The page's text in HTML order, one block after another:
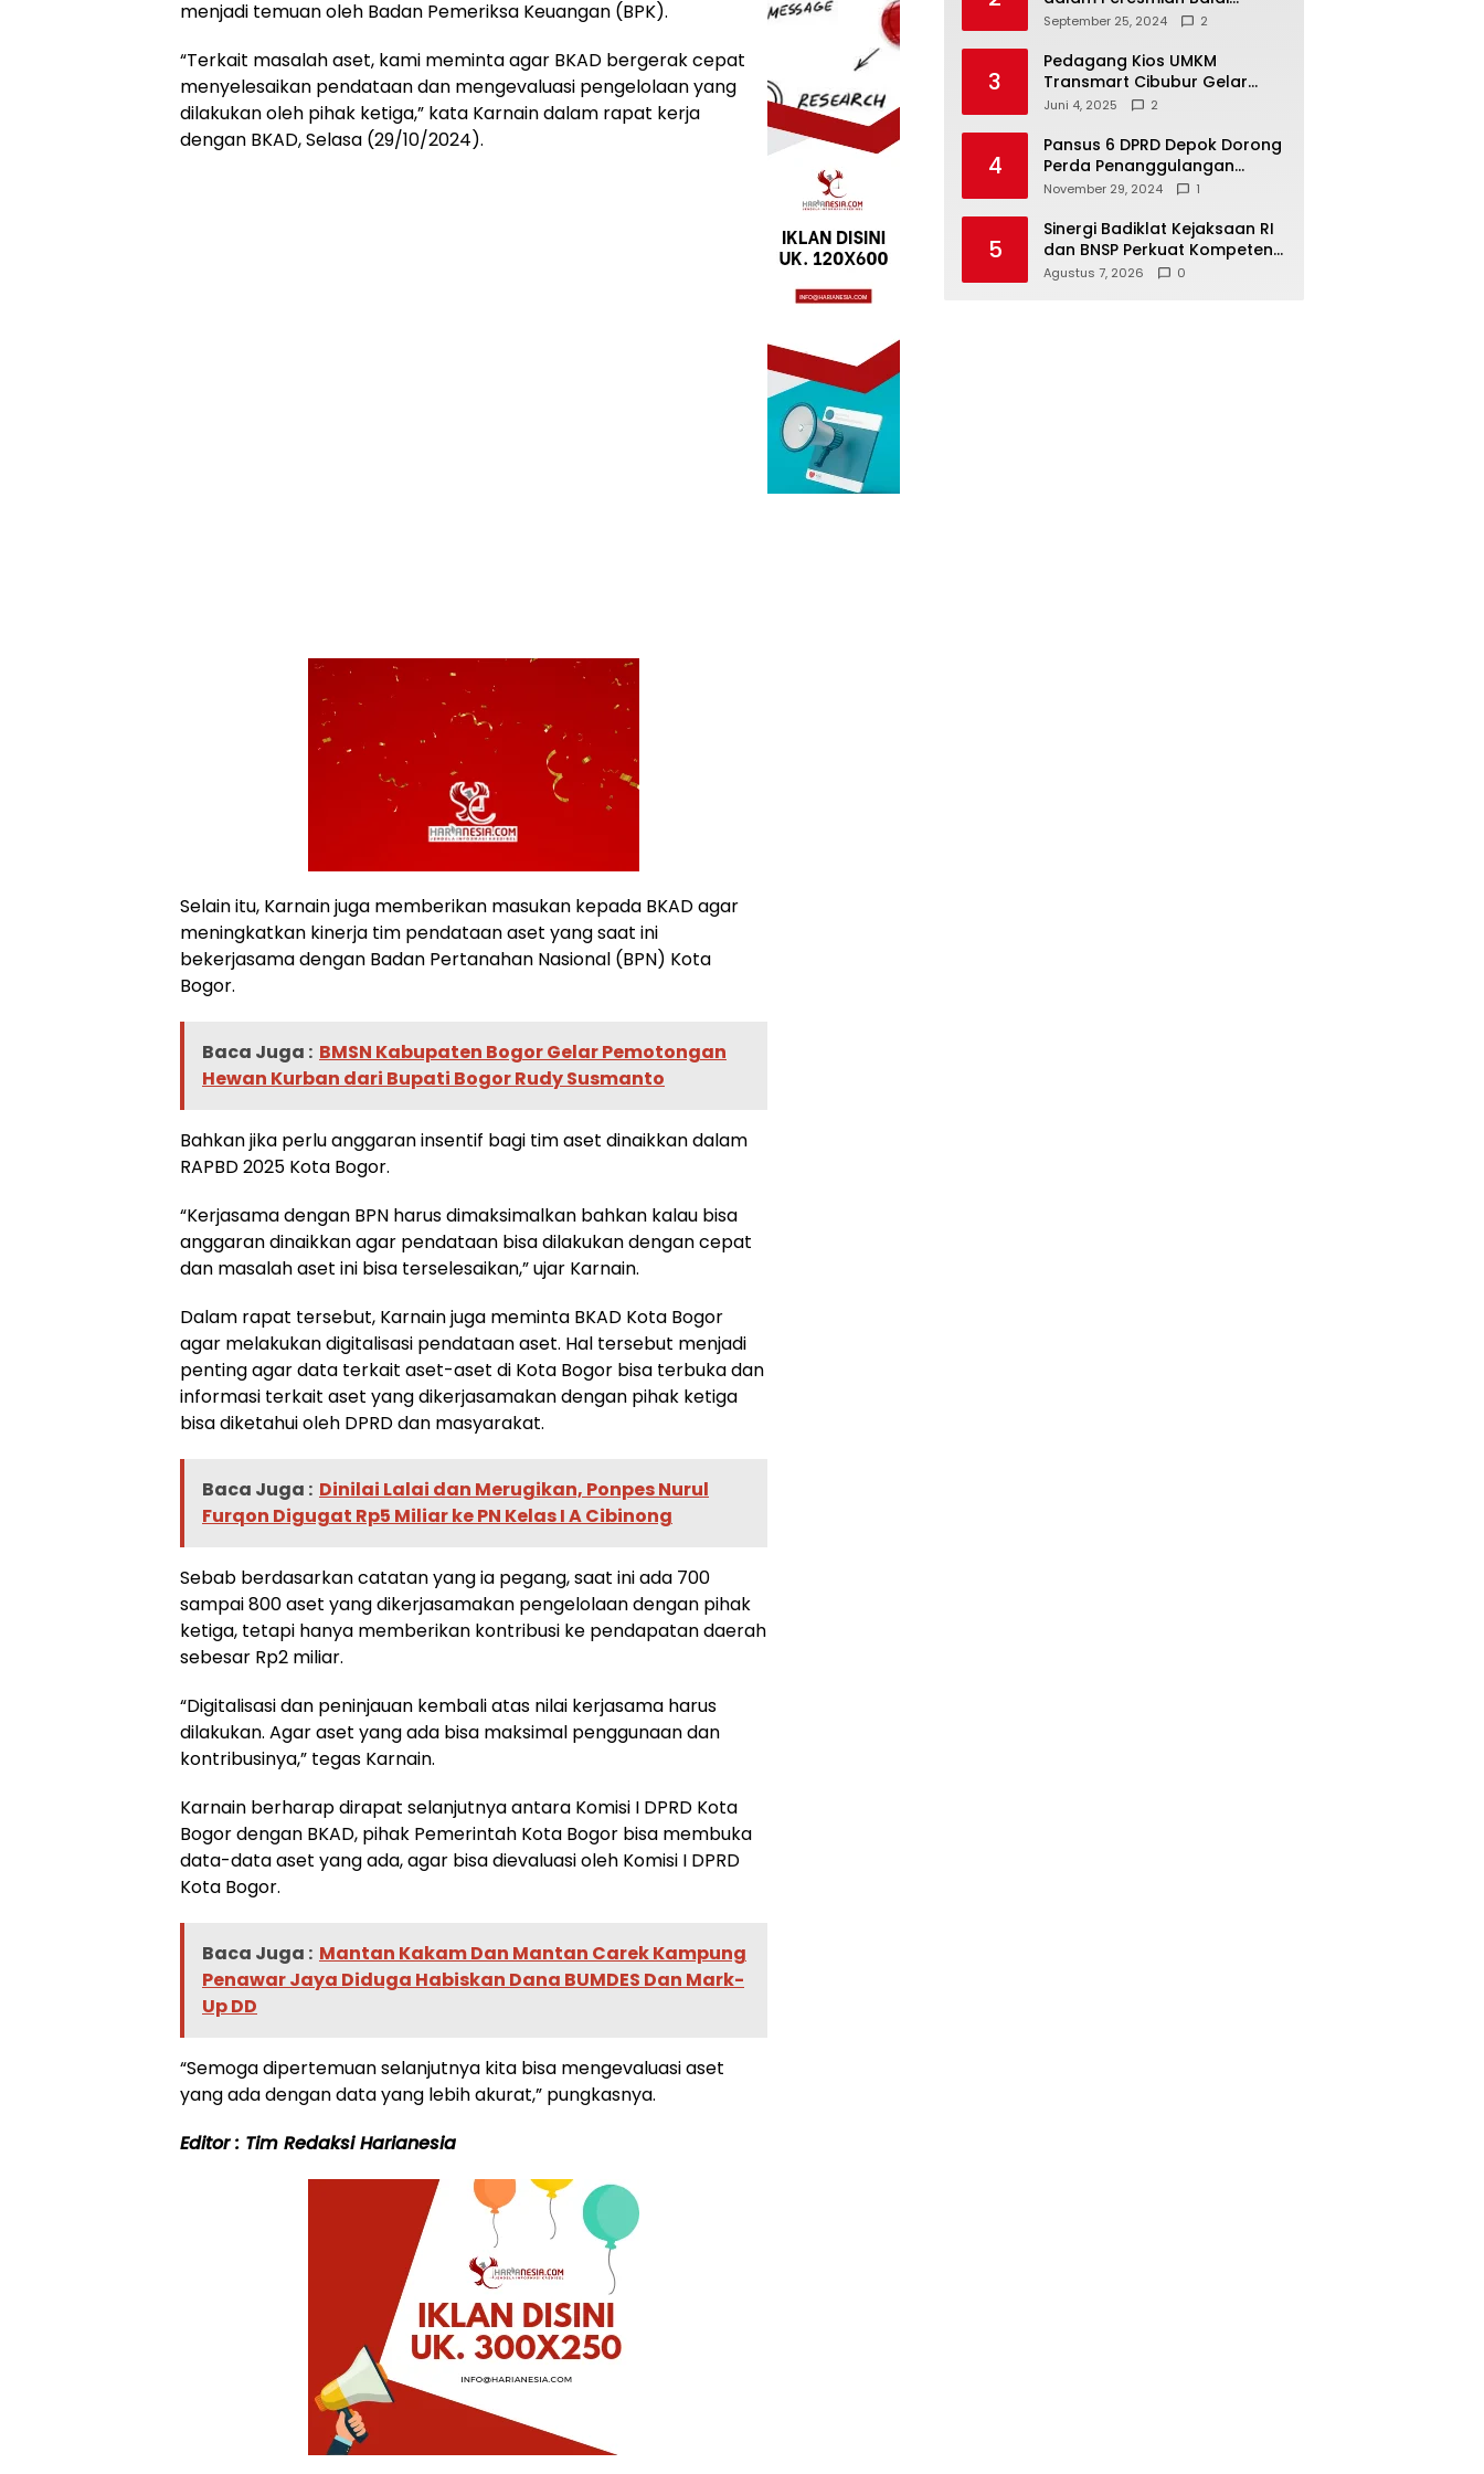
menjadi temuan oleh Badan Pemeriksa Keuangan (BPK).
“Terkait masalah aset, kami meminta agar BKAD bergerak cepat
menyelesaikan pendataan dan mengevaluasi pengelolaan yang
dilakukan oleh pihak ketiga,” kata Karnain dalam rapat kerja
dengan BKAD, Selasa (29/10/2024).
Selain itu, Karnain juga memberikan masukan kepada BKAD agar
meningkatkan kinerja tim pendataan aset yang saat ini
bekerjasama dengan Badan Pertanahan Nasional (BPN) Kota
Bogor.
Baca Juga : BMSN Kabupaten Bogor Gelar Pemotongan
Hewan Kurban dari Bupati Bogor Rudy Susmanto
Bahkan jika perlu anggaran insentif bagi tim aset dinaikkan dalam
RAPBD 2025 Kota Bogor.
“Kerjasama dengan BPN harus dimaksimalkan bahkan kalau bisa
anggaran dinaikkan agar pendataan bisa dilakukan dengan cepat
dan masalah aset ini bisa terselesaikan,” ujar Karnain.
Dalam rapat tersebut, Karnain juga meminta BKAD Kota Bogor
agar melakukan digitalisasi pendataan aset. Hal tersebut menjadi
penting agar data terkait aset-aset di Kota Bogor bisa terbuka dan
informasi terkait aset yang dikerjasamakan dengan pihak ketiga
bisa diketahui oleh DPRD dan masyarakat.
Baca Juga : Dinilai Lalai dan Merugikan, Ponpes Nurul
Furqon Digugat Rp5 Miliar ke PN Kelas I A Cibinong
Sebab berdasarkan catatan yang ia pegang, saat ini ada 700
sampai 800 aset yang dikerjasamakan pengelolaan dengan pihak
ketiga, tetapi hanya memberikan kontribusi ke pendapatan daerah
sebesar Rp2 miliar.
“Digitalisasi dan peninjauan kembali atas nilai kerjasama harus
dilakukan. Agar aset yang ada bisa maksimal penggunaan dan
kontribusinya,” tegas Karnain.
Karnain berharap dirapat selanjutnya antara Komisi I DPRD Kota
Bogor dengan BKAD, pihak Pemerintah Kota Bogor bisa membuka
data-data aset yang ada, agar bisa dievaluasi oleh Komisi I DPRD
Kota Bogor.
Baca Juga : Mantan Kakam Dan Mantan Carek Kampung
Penawar Jaya Diduga Habiskan Dana BUMDES Dan Mark-
Up DD
“Semoga dipertemuan selanjutnya kita bisa mengevaluasi aset
yang ada dengan data yang lebih akurat,” pungkasnya.
Editor : Tim Redaksi Harianesia
Warga di Sukamaju : Wadah
Aspirasi Masyarakat
September 25, 2024 2
3
Pedagang Kios UMKM
Transmart Cibubur Gelar
Family Gathering di Cisarua,
Kekompakan
Juni 4, 2025 2
4
Pansus 6 DPRD Depok Dorong
Perda Penanggulangan
Kebakaran untuk
November 29, 2024 1
5
Sinergi Badiklat Kejaksaan RI
dan BNSP Perkuat Kompetensi
Jaksa Melalui Sertifikasi
Agustus 7, 2026 0